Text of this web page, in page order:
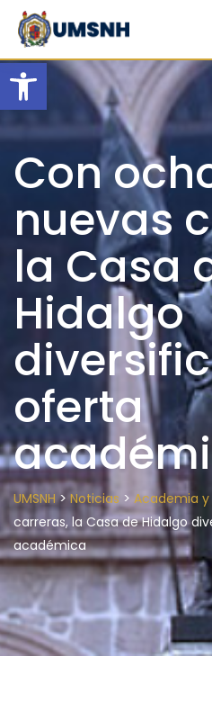
Open toolbar
Skip
content
Con
nuevas
la Casa
Hidalgo
oferta
UMSNH> Noticias > Academia
carreras, la Casa de Hidalgo
académica